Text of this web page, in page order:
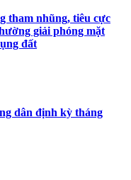
tham nhũng, tiêu cực
giải phóng mặt
đất
dân định kỳ tháng